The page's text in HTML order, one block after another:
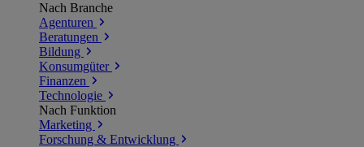
Nach Branche
Agenturen
Beratungen
Bildung
Konsumgüter
Finanzen
Technologie
Nach Funktion
Marketing
Forschung & Entwicklung